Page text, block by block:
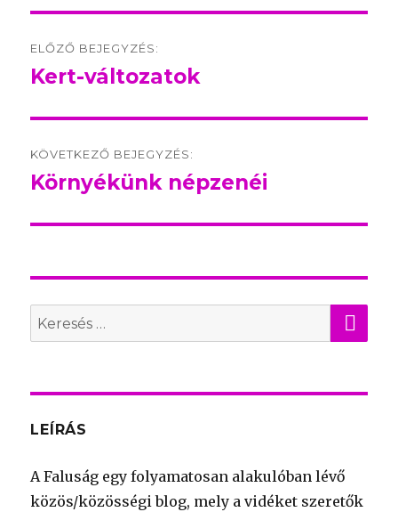
navigation
ELŐZŐ BEJEGYZÉS:
Előző
Kert-változatok
KÖVETKEZŐ BEJEGYZÉS:
Következő
Környékünk népzenéi
Search
for:
LEÍRÁS
A Faluság egy folyamatosan alakulóban lévő
közös/közösségi blog, mely a vidéket szeretők